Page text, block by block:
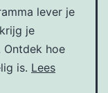
lever je
je
hoe
is. Lees